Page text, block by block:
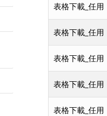
表格下載_任用
表格下載_任用
表格下載_任用
表格下載_任用
表格下載_任用